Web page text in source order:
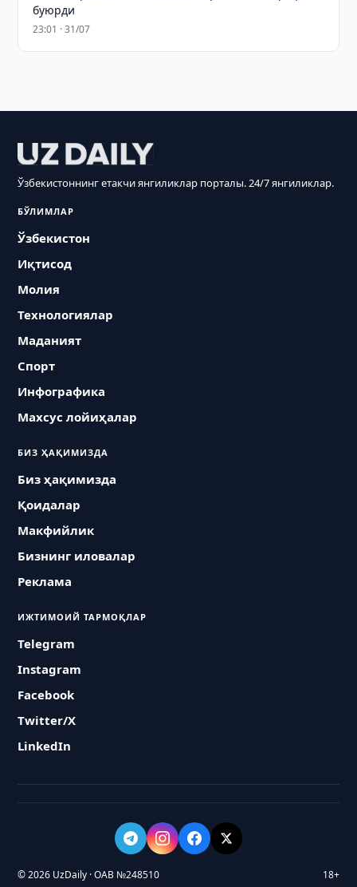
буюрди
23:01 · 31/07
Ўзбекистоннинг етакчи янгиликлар порталы. 24/7 янгиликлар.
БЎЛИМЛАР
Ўзбекистон
Иқтисод
Молия
Технологиялар
Маданият
Спорт
Инфографика
Махсус лойиҳалар
БИЗ ҲАҚИМИЗДА
Биз ҳақимизда
Қоидалар
Макфийлик
Бизнинг иловалар
Реклама
ИЖТИМОИЙ ТАРМОҚЛАР
Telegram
Instagram
Facebook
Twitter/X
LinkedIn
© 2026 UzDaily · ОАВ №248510 18+